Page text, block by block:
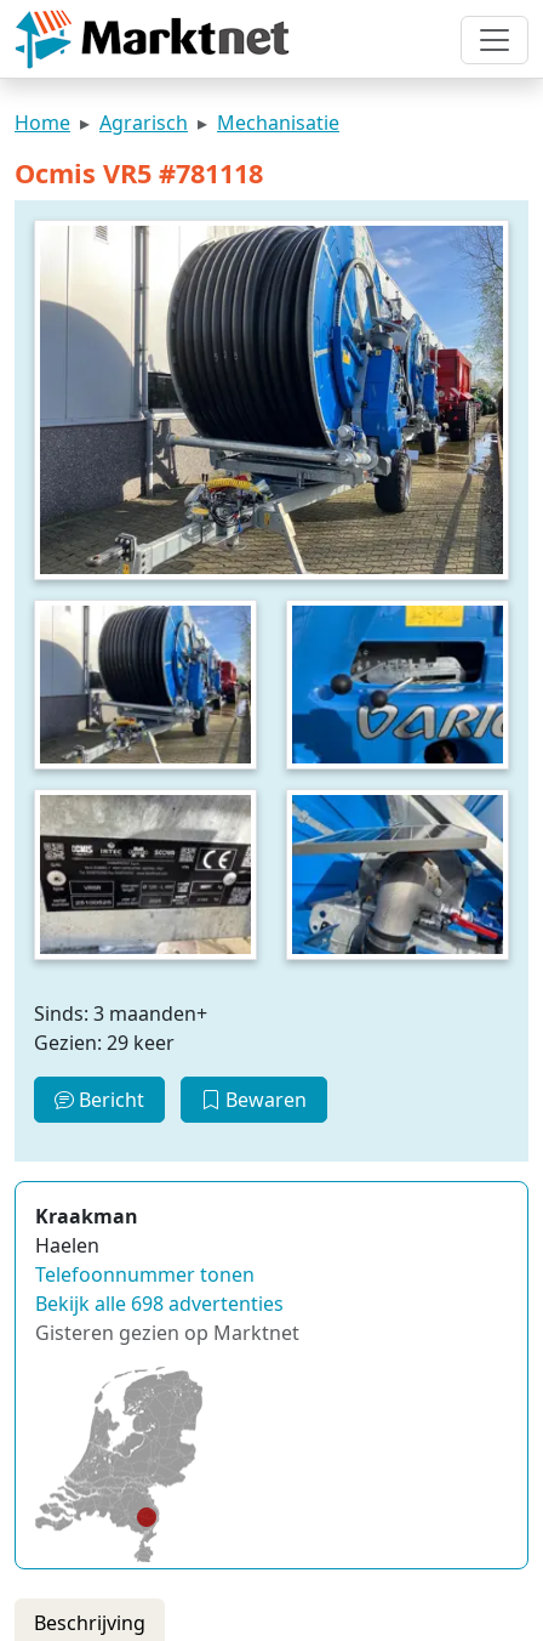
Home Agrarisch Mechanisatie
Ocmis VR5 #781118
Sinds: 3 maanden+
Gezien: 29 keer
Bericht Bewaren
Kraakman
Haelen
Telefoonnummer tonen
Bekijk alle 698 advertenties
Gisteren gezien op Marktnet
Beschrijving